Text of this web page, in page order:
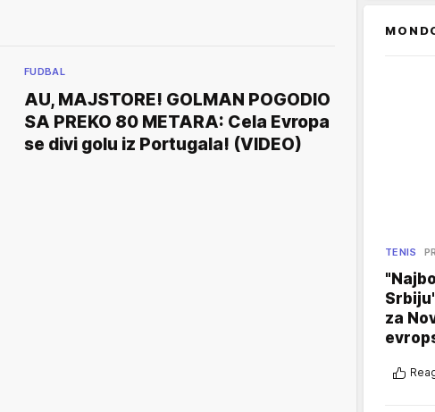
FUDBAL
AU, MAJSTORE! GOLMAN POGODIO
SA PREKO 80 METARA: Cela Evropa
se divi golu iz Portugala! (VIDEO)
TENIS
za